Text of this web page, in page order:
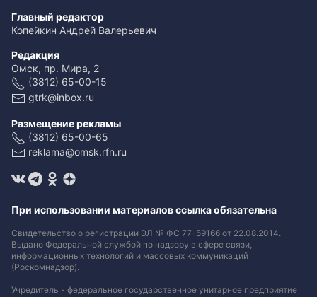
Главный редактор
Копейкин Андрей Валерьевич
Редакция
Омск, пр. Мира, 2
(3812) 65-00-15
gtrk@inbox.ru
Размещение рекламы
(3812) 65-00-65
reklama@omsk.rfn.ru
При использовании материалов ссылка обязательна
Свидетельство о регистрации ЭЛ № ФС 77-59166 от 22.08.2014.
Выдано Федеральной службой по надзору в сфере связи,
информационных технологий и массовых коммуникаций
(Роскомнадзор).
Учредитель - федеральное государственное унитарное предприятие